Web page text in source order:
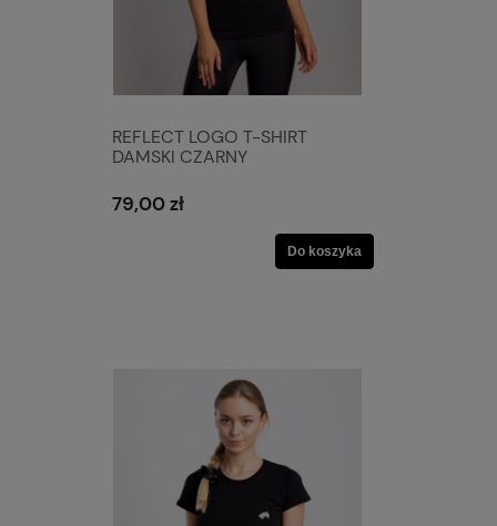
REFLECT LOGO T-SHIRT
DAMSKI CZARNY
79,00 zł
Do koszyka